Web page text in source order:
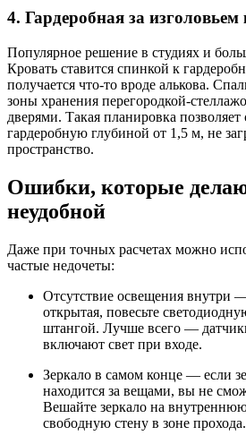
4. Гардеробная за изголовьем
Популярное решение в студиях и
Кровать ставится спинкой к
получается что-то вроде алькова.
зоны хранения перегородкой-
дверями. Такая планировка
гардеробную глубиной от 1,5 м, не
пространство.
Ошибки, которые
неудобной
Даже при точных расчетах можно
частые недочеты:
Отсутствие освещения внутри
открытая, повесьте
штангой. Лучше всего —
включают свет при входе.
Зеркало в самом конце — если
находится за вещами, вы не
Вешайте зеркало на
свободную стену в зоне прохода.